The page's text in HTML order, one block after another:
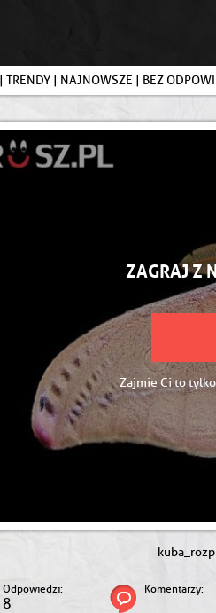
| TRENDY | NAJNOWSZE | BEZ
ZAGRAJ Z
Zajmie Ci to
Odpowiedzi:
8
Komentarzy: